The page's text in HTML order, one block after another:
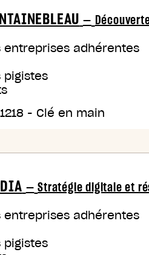
—
entreprises adhérentes
pigistes
- Clé en main
— Stratégie digitale et
entreprises adhérentes
pigistes